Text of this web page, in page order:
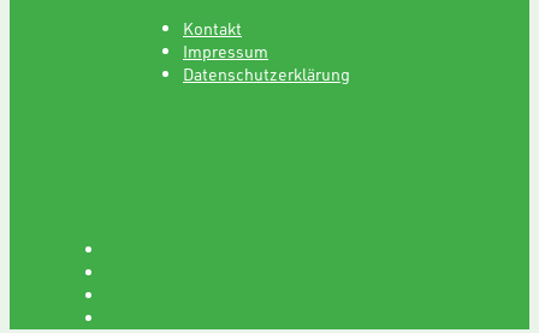
Kontakt
Impressum
Datenschutzerklärung